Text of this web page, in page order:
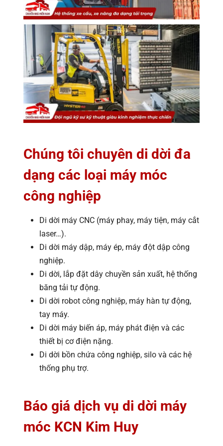
Chúng tôi chuyên di dời đa
dạng các loại máy móc
công nghiệp
Di dời máy CNC (máy phay, máy tiện, máy cắt
laser…).
Di dời máy dập, máy ép, máy đột dập công
nghiệp.
Di dời, lắp đặt dây chuyền sản xuất, hệ thống
băng tải tự động.
Di dời robot công nghiệp, máy hàn tự động,
tay máy.
Di dời máy biến áp, máy phát điện và các
thiết bị cơ điện nặng.
Di dời bồn chứa công nghiệp, silo và các hệ
thống phụ trợ.
Báo giá dịch vụ di dời máy
móc KCN Kim Huy